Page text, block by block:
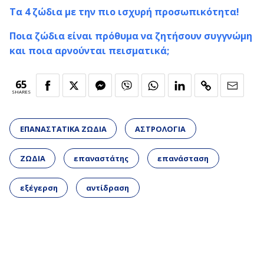
Τα 4 ζώδια με την πιο ισχυρή προσωπικότητα!
Ποια ζώδια είναι πρόθυμα να ζητήσουν συγγνώμη
και ποια αρνούνται πεισματικά;
65
SHARES
ΕΠΑΝΑΣΤΑΤΙΚΑ ΖΩΔΙΑ ΑΣΤΡΟΛΟΓΙΑ
ΖΩΔΙΑ επαναστάτης επανάσταση
εξέγερση αντίδραση